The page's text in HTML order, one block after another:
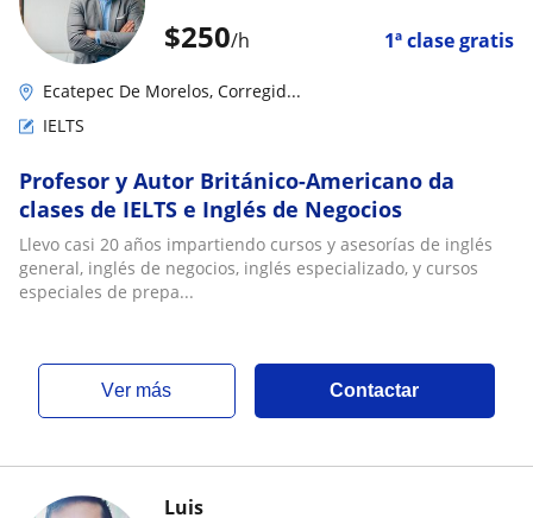
$250/h 1ª clase gratis
Ecatepec De Morelos, Corregid...
IELTS
Profesor y Autor Británico-Americano da
clases de IELTS e Inglés de Negocios
Llevo casi 20 años impartiendo cursos y asesorías de inglés
general, inglés de negocios, inglés especializado, y cursos
especiales de prepa...
ver más Contactar
Luis